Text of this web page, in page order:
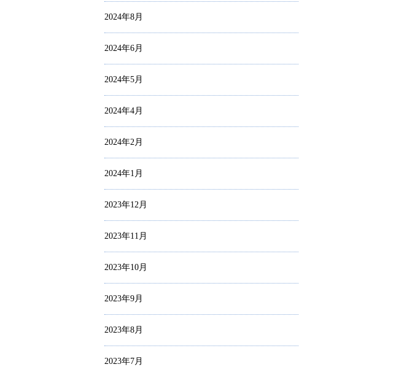
2024年8月
2024年6月
2024年5月
2024年4月
2024年2月
2024年1月
2023年12月
2023年11月
2023年10月
2023年9月
2023年8月
2023年7月